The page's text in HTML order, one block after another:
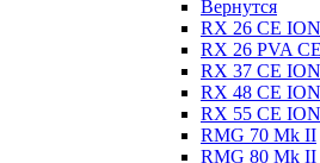
Вернутся
RX 26 CE
RX 26 PVA
RX 37 CE
RX 48 CE
RX 55 CE
RMG 70 Mk II
RMG 80 Mk II